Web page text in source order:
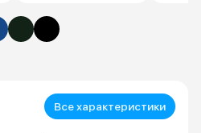
Все характеристики